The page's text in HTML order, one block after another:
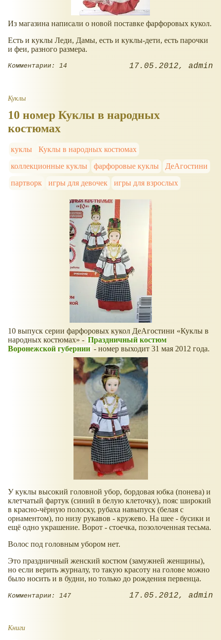
Из магазина написали о новой поставке фарфоровых кукол.
Есть и куклы Леди, Дамы, есть и куклы-дети, есть парочки
и феи, разного размера.
Комментарии: 14 17.05.2012 admin
Куклы
10 номер Куклы в народных
костюмах
куклы
Куклы в народных костюмах
коллекционные куклы
фарфоровые куклы
ДеАгостини
партворк
игры для девочек игры для взрослых
10 выпуск серии фарфоровых кукол ДеАгостини
Куклы в
народных костюмах
- Праздничный костюм
Воронежской губернии - номер выходит 31 мая 2012 года.
У куклы высокий головной убор, бордовая юбка (понева) и
клетчатый фартук (синий в белую клеточку), пояс широкий
в красно-чёрную полоску, рубаха навыпуск (белая с
орнаментом), по низу рукавов - кружево. На шее - бусики и
ещё одно украшение. Ворот - стоечка, позолоченная тесьма.
Волос под головным убором нет.
Это праздничный женский костюм (замужней женщины),
но если верить журналу, то такую красоту на голове можно
было носить и в будни, но только до рождения первенца.
Комментарии: 147 17.05.2012 admin
Книги